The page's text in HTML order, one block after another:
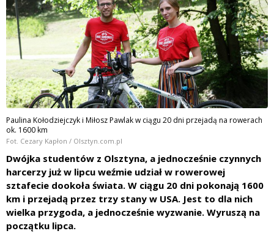
Paulina Kołodziejczyk i Miłosz Pawlak w ciągu 20 dni przejadą na rowerach
ok. 1600 km
Fot. Cezary Kapłon / Olsztyn.com.pl
Dwójka studentów z Olsztyna, a jednocześnie czynnych
harcerzy już w lipcu weźmie udział w rowerowej
sztafecie dookoła świata. W ciągu 20 dni pokonają 1600
km i przejadą przez trzy stany w USA. Jest to dla nich
wielka przygoda, a jednocześnie wyzwanie. Wyruszą na
początku lipca.